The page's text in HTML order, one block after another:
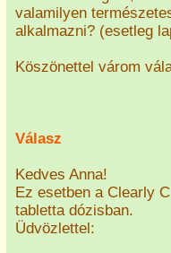
valamilyen
alkalmazni? (esetleg
Köszönettel várom
Válasz
Kedves Anna!
Ez esetben a Clearly
tabletta dózisban.
Üdvözlettel: